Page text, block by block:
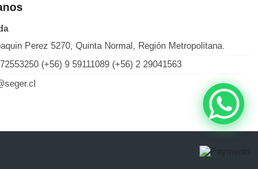
Perez 5270, Quinta Normal, Región Metropolitana.
(+56) 9 59111089 (+56) 2 29041563